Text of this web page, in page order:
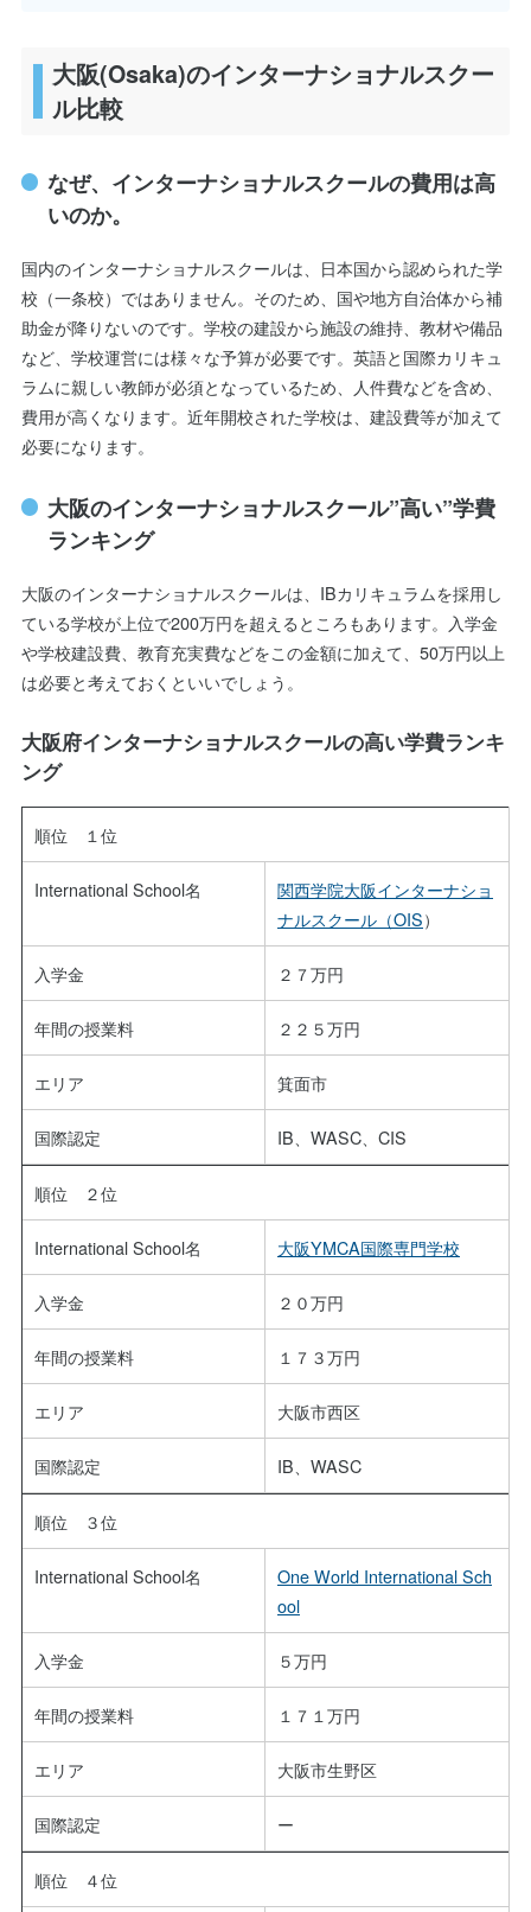
大阪(Osaka)のインターナショナルスクー
ル比較
なぜ、インターナショナルスクールの費用は高
いのか。
国内のインターナショナルスクールは、日本国から認められた学
校（一条校）ではありません。そのため、国や地方自治体から補
助金が降りないのです。学校の建設から施設の維持、教材や備品
など、学校運営には様々な予算が必要です。英語と国際カリキュ
ラムに親しい教師が必須となっているため、人件費などを含め、
費用が高くなります。近年開校された学校は、建設費等が加えて
必要になります。
大阪のインターナショナルスクール”高い”学費
ランキング
大阪のインターナショナルスクールは、IBカリキュラムを採用し
ている学校が上位で200万円を超えるところもあります。入学金
や学校建設費、教育充実費などをこの金額に加えて、50万円以上
は必要と考えておくといいでしょう。
大阪府インターナショナルスクールの高い学費ランキ
ング
順位 １位
International School名
関西学院大阪インターナショ
ナルスクール（OIS）
入学金 ２７万円
年間の授業料 ２２５万円
エリア 箕面市
国際認定 IB、WASC、CIS
順位 ２位
International School名 大阪YMCA国際専門学校
入学金 ２０万円
年間の授業料 １７３万円
エリア 大阪市西区
国際認定 IB、WASC
順位 ３位
International School名
One World International Sch
ool
入学金 ５万円
年間の授業料 １７１万円
エリア 大阪市生野区
国際認定 ー
順位 ４位